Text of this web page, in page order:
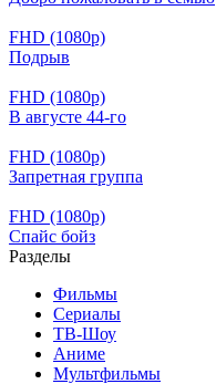
FHD (1080p)
Подрыв
FHD (1080p)
В августе 44-го
FHD (1080p)
Запретная группа
FHD (1080p)
Спайс бойз
Разделы
Фильмы
Сериалы
ТВ-Шоу
Аниме
Мультфильмы